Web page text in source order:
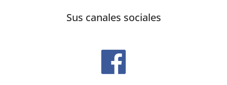
Sus canales sociales